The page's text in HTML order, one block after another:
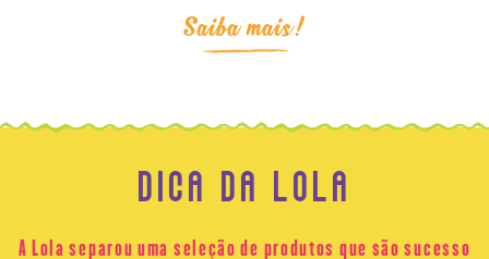
Saiba mais!
DICA DA LOLA
A Lola separou uma seleção de produtos que são sucesso